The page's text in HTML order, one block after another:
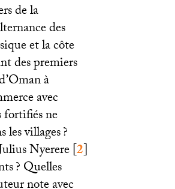
de la
des
et la côte
des premiers
à
avec
fortifiés ne
les villages?
Nyerere[2]
? Quelles